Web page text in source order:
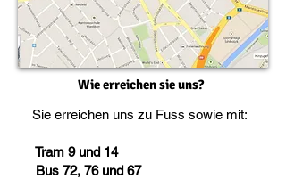
Wie erreichen sie uns?
Sie erreichen uns zu Fuss sowie mit:
Tram 9 und 14
Bus 72, 76 und 67